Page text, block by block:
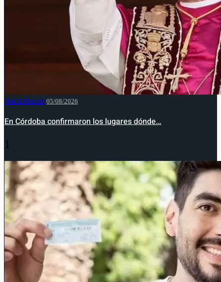
NACIONALES 05/08/2026
En Córdoba confirmaron los lugares dónde…
1